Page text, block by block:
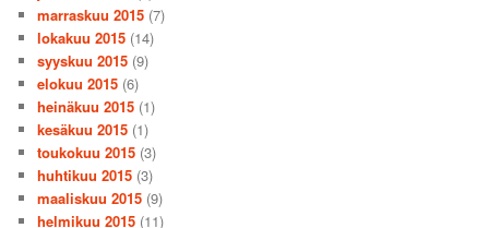
marraskuu 2015 (7)
lokakuu 2015 (14)
syyskuu 2015 (9)
elokuu 2015 (6)
heinäkuu 2015 (1)
kesäkuu 2015 (1)
toukokuu 2015 (3)
huhtikuu 2015 (3)
maaliskuu 2015 (9)
helmikuu 2015 (11)